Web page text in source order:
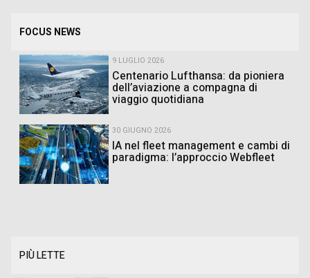
FOCUS NEWS
9 LUGLIO 2026
Centenario Lufthansa: da pioniera
dell’aviazione a compagna di
viaggio quotidiana
30 GIUGNO 2026
IA nel fleet management e cambi di
paradigma: l’approccio Webfleet
PIÙ LETTE